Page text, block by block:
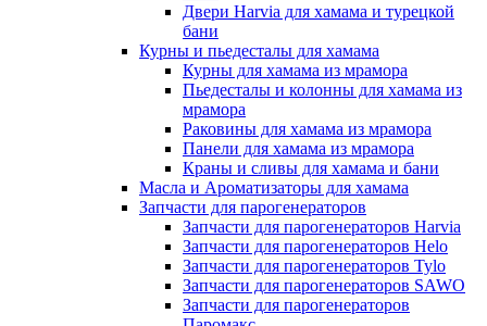
Двери Harvia для хамама и турецкой
бани
Курны и пьедесталы для хамама
Курны для хамама из мрамора
Пьедесталы и колонны для хамама из
мрамора
Раковины для хамама из мрамора
Панели для хамама из мрамора
Краны и сливы для хамама и бани
Масла и Ароматизаторы для хамама
Запчасти для парогенераторов
Запчасти для парогенераторов Harvia
Запчасти для парогенераторов Helo
Запчасти для парогенераторов Tylo
Запчасти для парогенераторов SAWO
Запчасти для парогенераторов